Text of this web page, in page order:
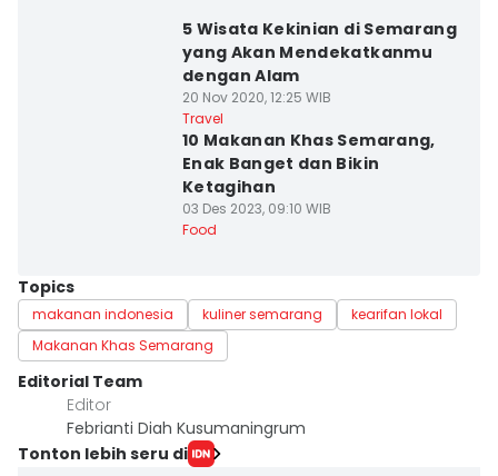
5 Wisata Kekinian di Semarang
yang Akan Mendekatkanmu
dengan Alam
20 Nov 2020, 12:25 WIB
Travel
10 Makanan Khas Semarang,
Enak Banget dan Bikin
Ketagihan
03 Des 2023, 09:10 WIB
Food
Topics
makanan indonesia kuliner semarang
kearifan lokal
Makanan Khas Semarang
Editorial Team
Editor
Febrianti Diah Kusumaningrum
Tonton lebih seru di